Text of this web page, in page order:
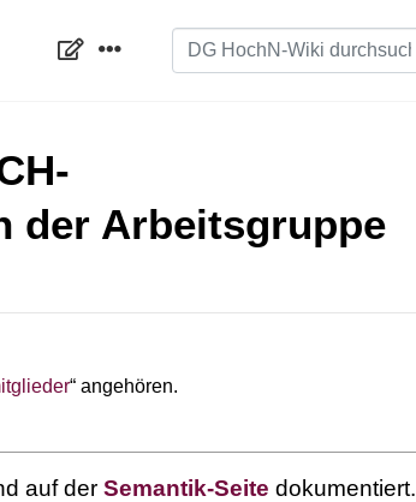
der Arbeitsgruppe
“ angehören.
auf der Semantik-Seite dokumentiert.